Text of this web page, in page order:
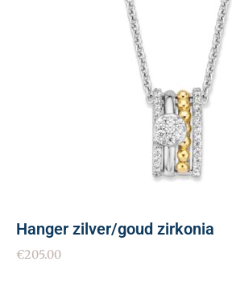
Hanger zilver/goud zirkonia
€205.00